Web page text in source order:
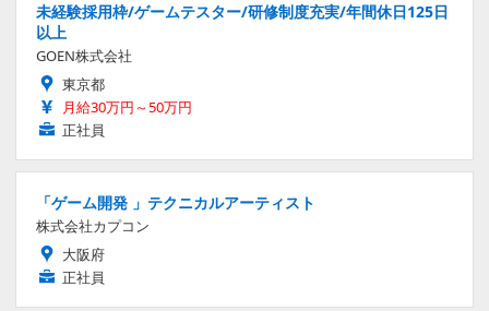
未経験採用枠/ゲームテスター/研修制度充実/年間休日125日
以上
GOEN株式会社
東京都
月給30万円～50万円
正社員
「ゲーム開発 」テクニカルアーティスト
株式会社カプコン
大阪府
正社員